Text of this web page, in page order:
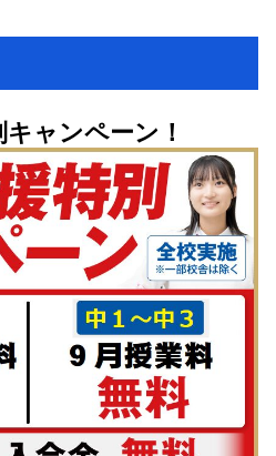
ャンペーン！